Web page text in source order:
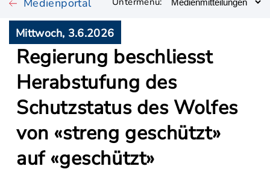
Medienportal
Mittwoch, 3.6.2026
Regierung beschliesst
Herabstufung des
Schutzstatus des Wolfes
von «streng geschützt»
auf «geschützt»